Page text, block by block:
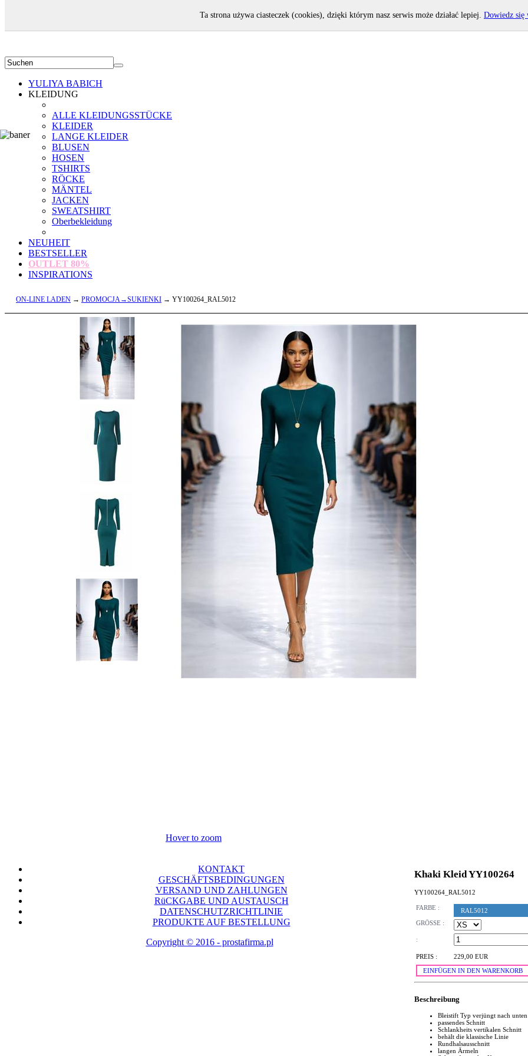
YULIYA BABICH
KLEIDUNG
ALLE KLEIDUNGSSTÜCKE
KLEIDER
LANGE KLEIDER
BLUSEN
HOSEN
TSHIRTS
RÖCKE
MÄNTEL
JACKEN
SWEATSHIRT
Oberbekleidung
NEUHEIT
BESTSELLER
OUTLET 80%
INSPIRATIONS
ON-LINE LADEN → PROMOCJA→SUKIENKI → YY100264_RAL5012
Hover to zoom
Khaki Kleid YY100264
YY100264_RAL5012
FARBE : RAL5012
GRÖSSE :
:
PREIS :
229,00 EUR
EINFÜGEN IN DEN WARENKORB
Beschreibung
Bleistift Typ verjüngt nach unten
passendes Schnitt
Schlankheits vertikalen Schnitt
behält die klassische Linie
Rundhalsausschnitt
langen Ärmeln
KONTAKT
GESCHÄFTSBEDINGUNGEN
VERSAND UND ZAHLUNGEN
RüCKGABE UND AUSTAUSCH
DATENSCHUTZRICHTLINIE
PRODUKTE AUF BESTELLUNG
Copyright © 2016 - prostafirma.pl
Ta strona używa ciasteczek (cookies), dzięki którym nasz serwis może działać lepiej. Dowiedz się